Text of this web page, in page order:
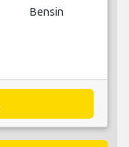
Bensin